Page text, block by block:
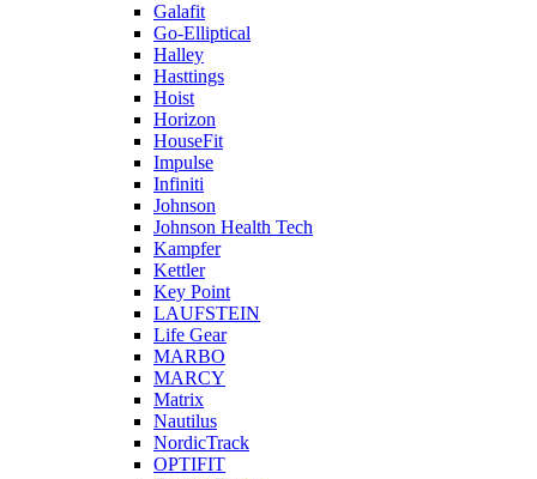
Galafit
Go-Elliptical
Halley
Hasttings
Hoist
Horizon
HouseFit
Impulse
Infiniti
Johnson
Johnson Health Tech
Kampfer
Kettler
Key Point
LAUFSTEIN
Life Gear
MARBO
MARCY
Matrix
Nautilus
NordicTrack
OPTIFIT